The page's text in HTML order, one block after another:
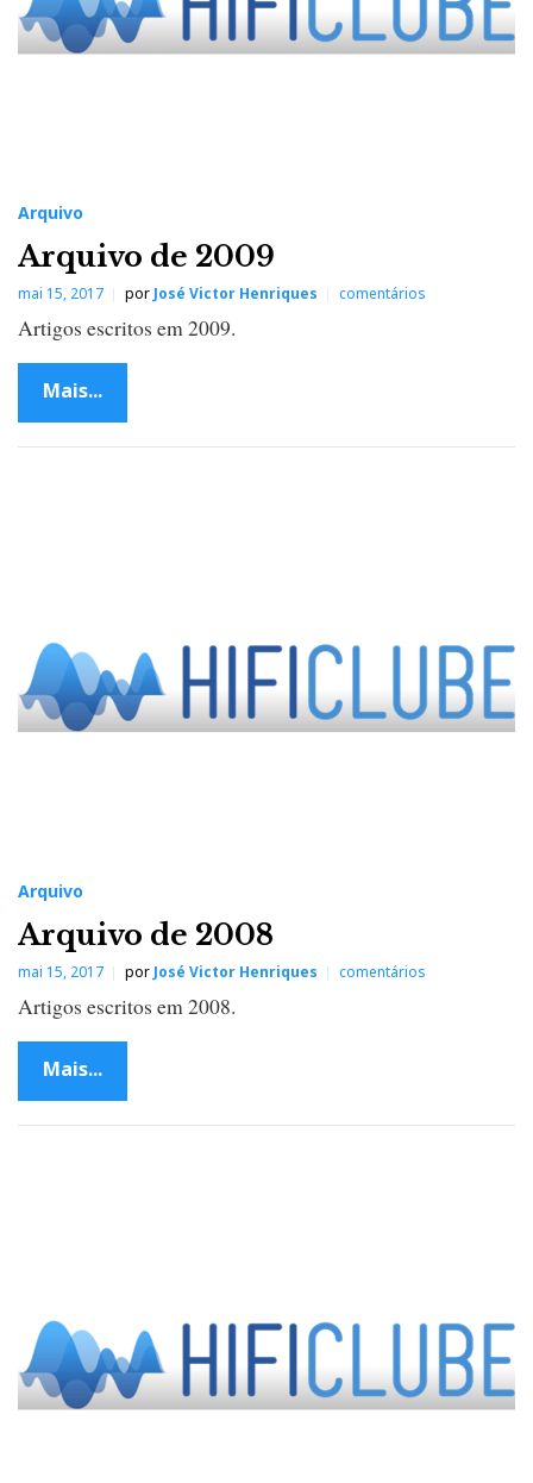
Arquivo
Arquivo de 2009
mai 15, 2017 por José Victor Henriques comentários
Artigos escritos em 2009.
Mais...
Arquivo
Arquivo de 2008
mai 15, 2017 por José Victor Henriques comentários
Artigos escritos em 2008.
Mais...